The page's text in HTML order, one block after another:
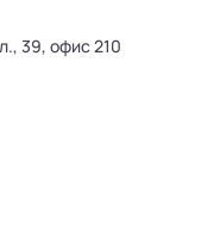
39, офис 210